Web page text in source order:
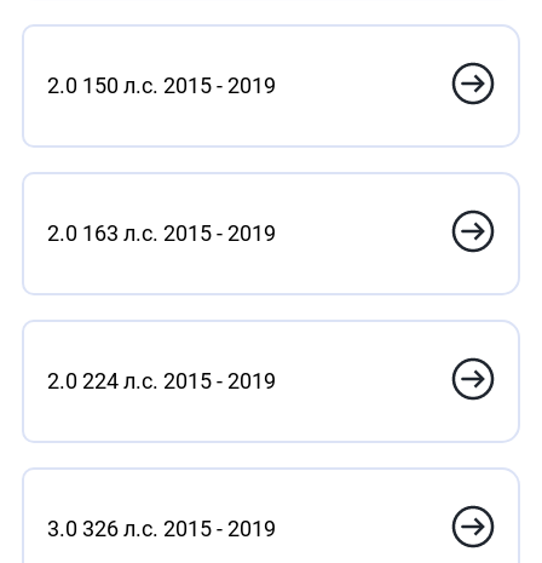
2.0 150 л.с. 2015 - 2019
2.0 163 л.с. 2015 - 2019
2.0 224 л.с. 2015 - 2019
3.0 326 л.с. 2015 - 2019